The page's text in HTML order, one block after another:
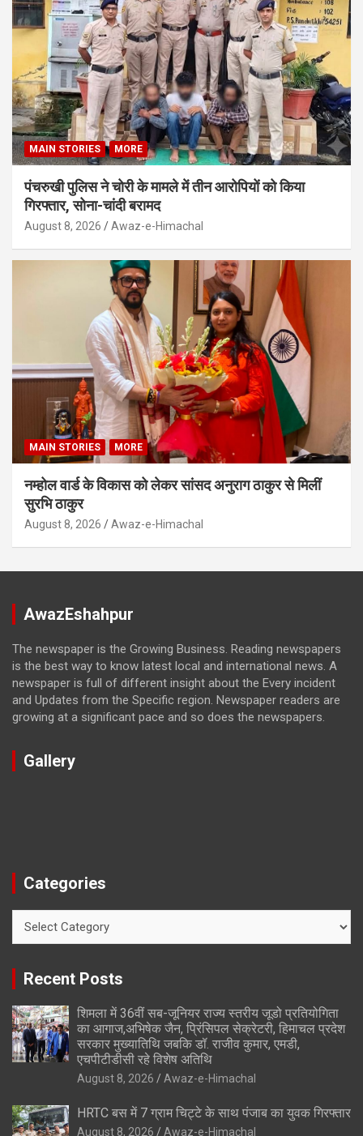
MAIN STORIES MORE
पंचरुखी पुलिस ने चोरी के मामले में तीन आरोपियों को किया
गिरफ्तार, सोना-चांदी बरामद
August 8, 2026 Awaz-e-Himachal
MAIN STORIES MORE
नम्होल वार्ड के विकास को लेकर सांसद अनुराग ठाकुर से मिलीं
सुरभि ठाकुर
August 8, 2026 Awaz-e-Himachal
AwazEshahpur
The newspaper is the Growing Business. Reading newspapers
is the best way to know latest local and international news. A
newspaper is full of different insight about the Every incident
and Updates from the Specific region. Newspaper readers are
growing at a significant pace and so does the newspapers.
Gallery
Categories
Recent Posts
शिमला में 36वीं सब-जूनियर राज्य स्तरीय जूडो प्रतियोगिता
का आगाज,अभिषेक जैन, प्रिंसिपल सेक्रेटरी, हिमाचल प्रदेश
सरकार मुख्यातिथि जबकि डॉ. राजीव कुमार, एमडी,
एचपीटीडीसी रहे विशेष अतिथि
August 8, 2026 Awaz-e-Himachal
HRTC बस में 7 ग्राम चिट्टे के साथ पंजाब का युवक गिरफ्तार
August 8, 2026 Awaz-e-Himachal